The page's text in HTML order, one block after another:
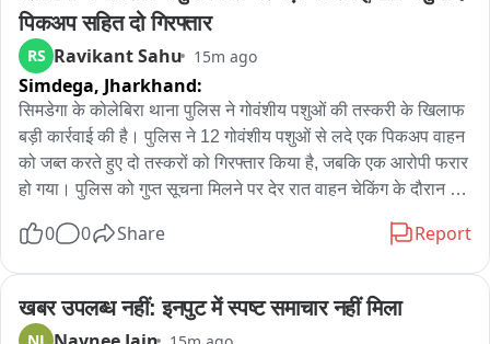
पिकअप सहित दो गिरफ्तार
RS Ravikant Sahu 15m ago
Simdega, Jharkhand:
सिमडेगा के कोलेबिरा थाना पुलिस ने गोवंशीय पशुओं की तस्करी के खिलाफ
बड़ी कार्रवाई की है। पुलिस ने 12 गोवंशीय पशुओं से लदे एक पिकअप वाहन
को जब्त करते हुए दो तस्करों को गिरफ्तार किया है, जबकि एक आरोपी फरार
हो गया। पुलिस को गुप्त सूचना मिलने पर देर रात वाहन चेकिंग के दौरान
लेकिन पीछा कर पुलिस ने वाहन पकड़ लिया। मौके से मंसूर मीर और
उठाकर फरार हो गया। पुलिस ने पिकअप वाहन, 12 गोवंशीय पशु, एक
मोबाइल फोन और पशुओं को बांधने की रस्सियां जब्त की हैं। मामले में
0 0 Share Report
खबर उपलब्ध नहीं: इनपुट में स्पष्ट समाचार नहीं मिला